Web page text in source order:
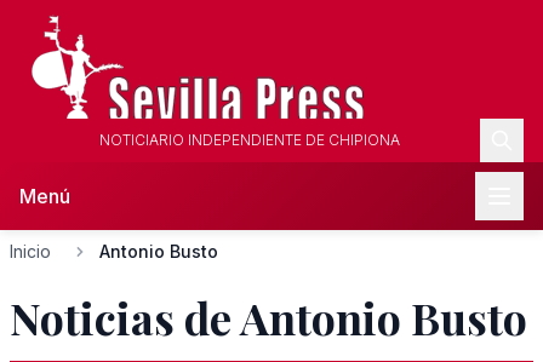
NOTICIARIO INDEPENDIENTE DE CHIPIONA
Menú
Inicio Antonio Busto
Noticias de Antonio Busto